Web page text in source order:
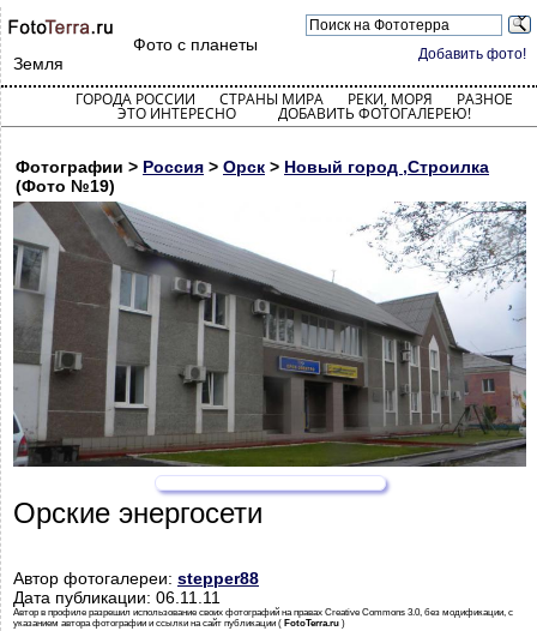
Добавить фото!
Фото с планеты
Земля
ГОРОДА РОССИИ СТРАНЫ МИРА РЕКИ, МОРЯ РАЗНОЕ
ЭТО ИНТЕРЕСНО ДОБАВИТЬ ФОТОГАЛЕРЕЮ!
Фотографии > Россия > Орск > Новый город ,Строилка
(Фото №19)
Орские энергосети
Автор фотогалереи: stepper88
Дата публикации: 06.11.11
Автор в профиле разрешил использование своих фотографий на правах Creative Commons 3.0, без модификации, с
указанием автора фотографии и ссылки на сайт публикации ( FotoTerra.ru )